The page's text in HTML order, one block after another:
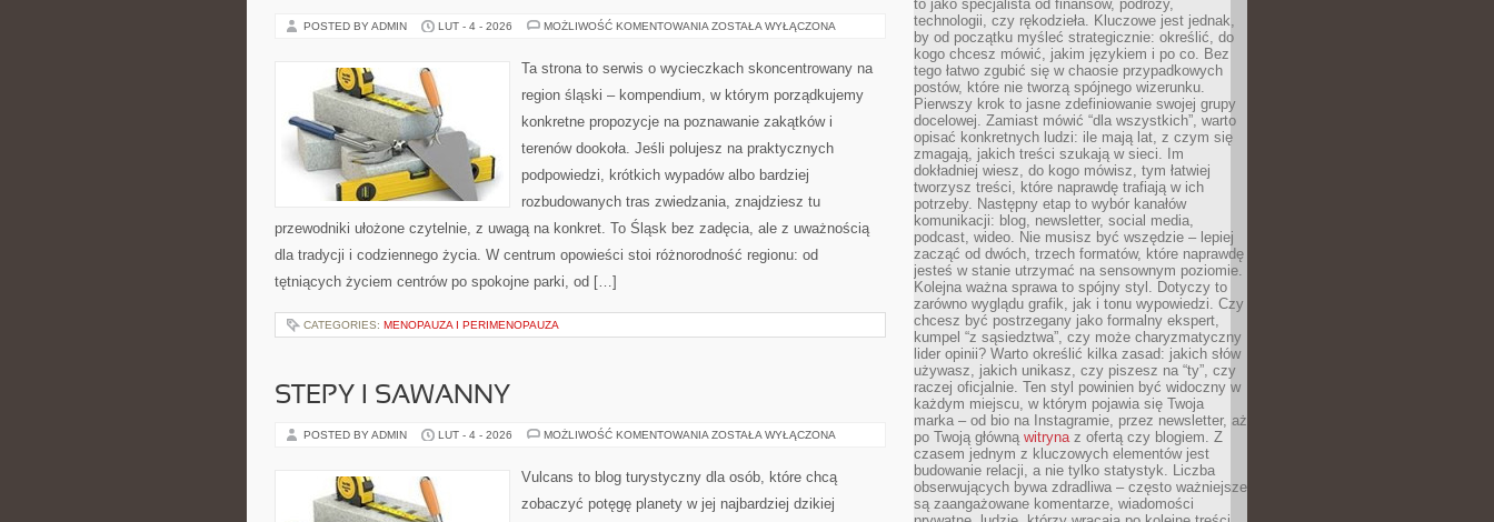
POSTED BY ADMIN LUT - 4 - 2026 MOŻLIWOŚĆ KOMENTOWANIA CIESZYN
ZOSTAŁA WYŁĄCZONA
Ta strona to serwis o wycieczkach skoncentrowany na
region śląski – kompendium, w którym porządkujemy
konkretne propozycje na poznawanie zakątków i
terenów dookoła. Jeśli polujesz na praktycznych
podpowiedzi, krótkich wypadów albo bardziej
rozbudowanych tras zwiedzania, znajdziesz tu
przewodniki ułożone czytelnie, z uwagą na konkret. To Śląsk bez zadęcia, ale z uważnością
dla tradycji i codziennego życia. W centrum opowieści stoi różnorodność regionu: od
tętniących życiem centrów po spokojne parki, od […]
CATEGORIES: MENOPAUZA I PERIMENOPAUZA
STEPY I SAWANNY
POSTED BY ADMIN LUT - 4 - 2026 MOŻLIWOŚĆ KOMENTOWANIA STEPY
ZOSTAŁA WYŁĄCZONA
Vulcans to blog turystyczny dla osób, które chcą
zobaczyć potęgę planety w jej najbardziej dzikiej
to jako specjalista od finansów, podróży,
technologii, czy rękodzieła. Kluczowe jest jednak,
by od początku myśleć strategicznie: określić, do
kogo chcesz mówić, jakim językiem i po co. Bez
tego łatwo zgubić się w chaosie przypadkowych
postów, które nie tworzą spójnego wizerunku.
Pierwszy krok to jasne zdefiniowanie swojej grupy
docelowej. Zamiast mówić “dla wszystkich”, warto
opisać konkretnych ludzi: ile mają lat, z czym się
zmagają, jakich treści szukają w sieci. Im
dokładniej wiesz, do kogo mówisz, tym łatwiej
tworzysz treści, które naprawdę trafiają w ich
potrzeby. Następny etap to wybór kanałów
komunikacji: blog, newsletter, social media,
podcast, wideo. Nie musisz być wszędzie – lepiej
zacząć od dwóch, trzech formatów, które naprawdę
jesteś w stanie utrzymać na sensownym poziomie.
Kolejna ważna sprawa to spójny styl. Dotyczy to
zarówno wyglądu grafik, jak i tonu wypowiedzi. Czy
chcesz być postrzegany jako formalny ekspert,
kumpel “z sąsiedztwa”, czy może charyzmatyczny
lider opinii? Warto określić kilka zasad: jakich słów
używasz, jakich unikasz, czy piszesz na “ty”, czy
raczej oficjalnie. Ten styl powinien być widoczny w
każdym miejscu, w którym pojawia się Twoja
marka – od bio na Instagramie, przez newsletter, aż
po Twoją główną witrynaz ofertą czy blogiem. Z
czasem jednym z kluczowych elementów jest
budowanie relacji, a nie tylko statystyk. Liczba
obserwujących bywa zdradliwa – często ważniejsze
są zaangażowane komentarze, wiadomości